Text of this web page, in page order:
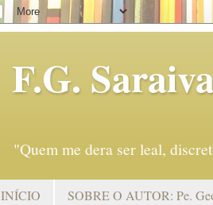
F.G.
"Quem me dera ser leal,
INÍCIO SOBRE O AUTOR: Pe.